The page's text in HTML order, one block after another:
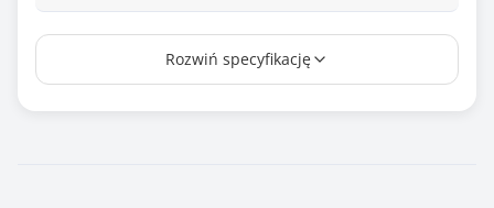
Kompatybilny z modelami
Brother HL 5440D, 5450DN, 5450DNT, 5470DW,
6180DW
Rozwiń specyfikację